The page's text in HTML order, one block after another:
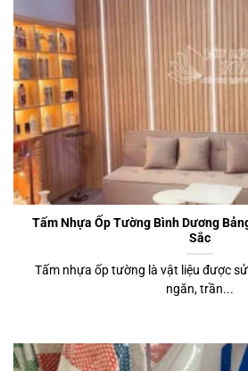
Tấm Nhựa Ốp Tường Bình Dương
Sắc
Tấm nhựa ốp tường là vật liệu được
ngăn, trần...